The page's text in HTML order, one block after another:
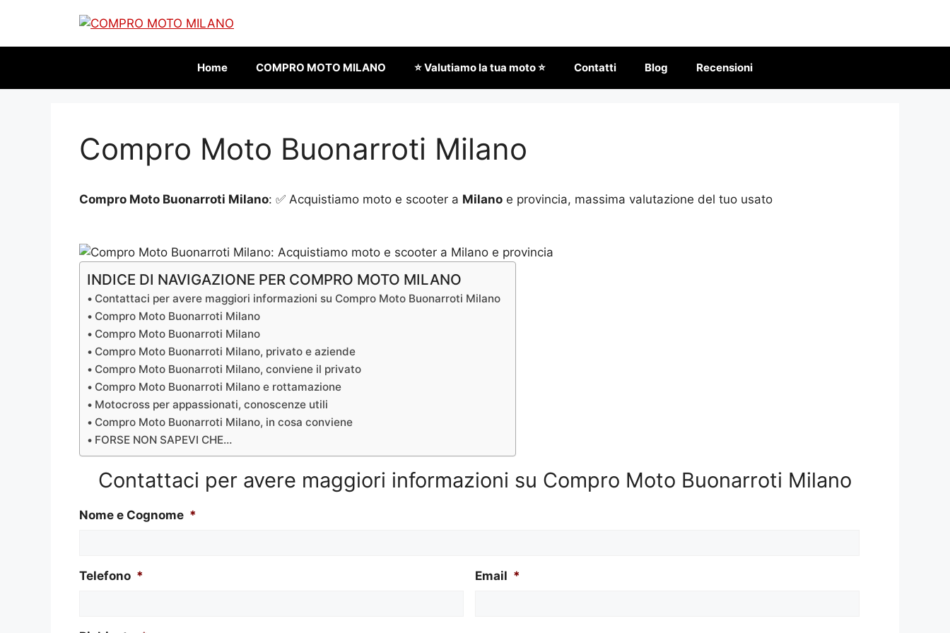
contenuto
Home COMPRO MOTO MILANO ⭐ Valutiamo la tua moto ⭐ Contatti Blog Recensioni
Compro Moto Buonarroti Milano
Compro Moto Buonarroti Milano: ✅ Acquistiamo moto e scooter a Milano e provincia, massima valutazione del tuo usato
INDICE DI NAVIGAZIONE PER COMPRO MOTO MILANO
Contattaci per avere maggiori informazioni su Compro Moto Buonarroti Milano
Compro Moto Buonarroti Milano
Compro Moto Buonarroti Milano
Compro Moto Buonarroti Milano, privato e aziende
Compro Moto Buonarroti Milano, conviene il privato
Compro Moto Buonarroti Milano e rottamazione
Motocross per appassionati, conoscenze utili
Compro Moto Buonarroti Milano, in cosa conviene
FORSE NON SAPEVI CHE…
Contattaci per avere maggiori informazioni su Compro Moto Buonarroti Milano
Nome e Cognome *
Telefono * Email *